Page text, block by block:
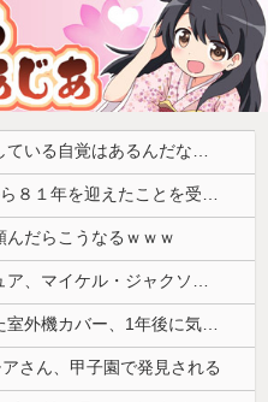
「人に恨みを買うようなことをしている自覚はあるんだな」と高市首相を嘲笑った左派、平和記念式典での演説にケチを付けるも……
（ ´_ゝ`）中国、広島原爆投下から８１年を迎えたことを受け「日本は原爆被害者の立場で同情を買おうとするのを止めろ」
だらこうなるｗｗｗ
【ウマ娘】カレンチャンフィギュア、マイケル・ジャクソンみたいになってしまう
【衝撃】韓国人「日本人が作った室外機カバー、1年後に気づく」
さん、甲子園で発見される